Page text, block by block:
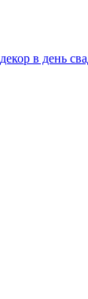
декор в день